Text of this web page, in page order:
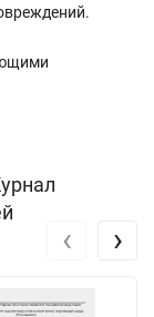
‹ ›